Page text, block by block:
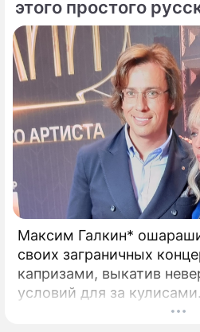
этого простого
Максим Галкин*
своих заграничных
капризами, выкатив
условий для за
чужбине, похоже,